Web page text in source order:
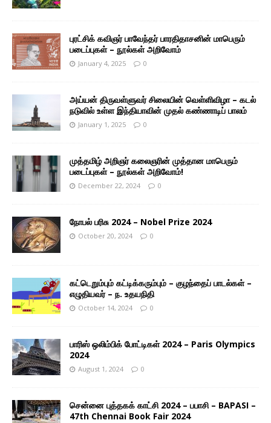
புரட்சிக் கவிஞர் பாவேந்தர் பாரதிதாசனின் மாபெரும்
படைப்புகள் – நூல்கள் அறிவோம்
January 4, 2025 0
அய்யன் திருவள்ளுவர் சிலையின் வெள்ளிவிழா – கடல்
நடுவில் உள்ள இந்தியாவின் முதல் கண்ணாடிப் பாலம்
January 1, 2025 0
முத்தமிழ் அறிஞர் கலைஞரின் முத்தான மாபெரும்
படைப்புகள் – நூல்கள் அறிவோம்!
December 22, 2024 0
நோபல் பரிசு 2024 – Nobel Prize 2024
October 20, 2024 0
கட்டெறும்பும் கட்டிக்கரும்பும் – குழந்தைப் பாடல்கள் –
எழுதியவர் – ந. உதயநிதி
October 14, 2024 0
பாரிஸ் ஒலிம்பிக் போட்டிகள் 2024 – Paris Olympics
2024
August 1, 2024 0
சென்னை புத்தகக் காட்சி 2024 – பபாசி – BAPASI –
47th Chennai Book Fair 2024